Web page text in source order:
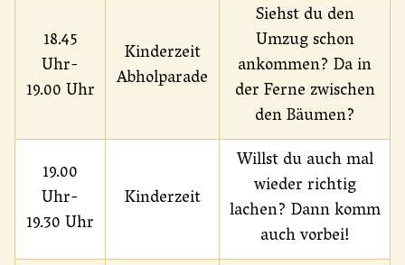
18.45
Uhr-
19.00 Uhr
Kinderzeit
Abholparade
Siehst du den
Umzug schon
ankommen? Da in
der Ferne zwischen
den Bäumen?
19.00
Uhr-
19.30 Uhr
Kinderzeit
Willst du auch mal
wieder richtig
lachen? Dann komm
auch vorbei!